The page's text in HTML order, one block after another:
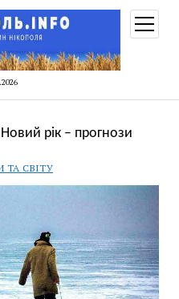
меню
рік – прогнози
ТА СВІТУ